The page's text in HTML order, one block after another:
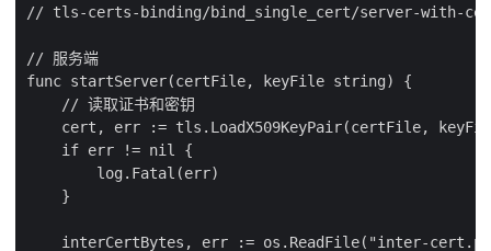
// tls-certs-binding/bind_single_cert/server-with-
// 服务端
func startServer(certFile, keyFile string) {
    // 读取证书和密钥
cert, err := tls.LoadX509KeyPair(certFile,
    if err != nil {
        log.Fatal(err)
    }
interCertBytes, err := os.ReadFile("inter-